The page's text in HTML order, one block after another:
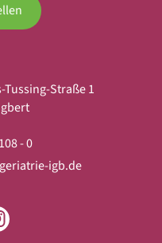
Straße 1
- 0
igb.de